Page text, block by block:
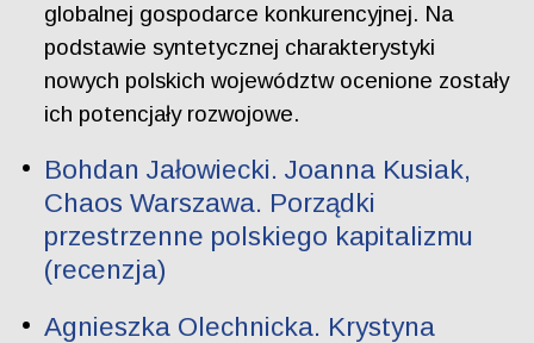
globalnej gospodarce konkurencyjnej. Na
podstawie syntetycznej charakterystyki
nowych polskich województw ocenione zostały
ich potencjały rozwojowe.
Bohdan Jałowiecki. Joanna Kusiak,
Chaos Warszawa. Porządki
przestrzenne polskiego kapitalizmu
(recenzja)
Agnieszka Olechnicka. Krystyna